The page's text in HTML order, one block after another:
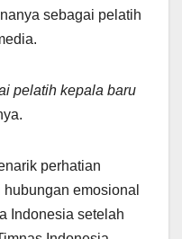
sebagai pelatih
pelatih kepala baru
perhatian
emosional
Indonesia setelah